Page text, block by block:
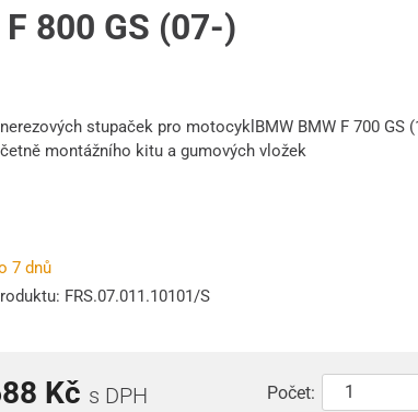
800 GS (07-)
stupaček pro motocyklBMW BMW F 700 GS
montážního kitu a gumových vložek
7 dnů
FRS.07.011.10101/S
Kč s DPH Počet: